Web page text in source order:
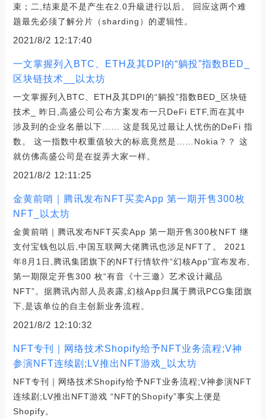
束；二,结束是不是产生在2.0升級进行以后。 回应这两个难
题最先必须了解分片（sharding）的逻辑性。
2021/8/2 12:17:40
一文掌握列入BTC、ETH及其DPI的“躺投”指数BED_
区块链技术__以太坊
一文掌握列入BTC、ETH及其DPI的“躺投”指数BED_区块链
技术_ 昨日,高盛公司公布方案发布一只DeFi ETF,而在其中
涉及到的企业名册以下…… 这是我见过最让人忧伤的DeFi 指
数。 这一指数中权重值较大的标底竟然是……Nokia？？ 这
就仿佛高盛公司是在捉弄大家一样。
2021/8/2 12:11:25
金黄前哨｜腾讯发布NFT买卖App 第一期开售300枚
NFT_以太坊
金黄前哨｜腾讯发布NFT买卖App 第一期开售300枚NFT 继
支付宝钱包以后,中国互联网大佬腾讯也涉足NFT了。 2021
年8月1日,腾讯集团旗下的NFT行情软件“幻核App”宣布发布,
第一期限定开售300 枚“有音《十三邀》艺术设计藏品
NFT”。据腾讯內部人员表露,幻核App归属于腾讯PCG集团旗
下,是该单位的自主创新业务流程。
2021/8/2 12:10:32
NFT专刊｜网络技术Shopify给予NFT业务流程;V神
参演NFT连续剧;LV推出NFT游戏_以太坊
NFT专刊｜网络技术Shopify给予NFT业务流程;V神参演NFT
连续剧;LV推出NFT游戏 “NFT的Shopify”事实上便是
Shopify。